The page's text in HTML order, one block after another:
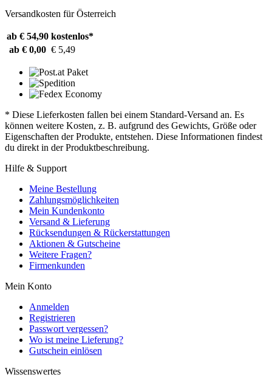
Versandkosten für Österreich
ab € 54,90 kostenlos*
ab € 0,00 € 5,49
* Diese Lieferkosten fallen bei einem Standard-Versand an. Es
können weitere Kosten, z. B. aufgrund des Gewichts, Größe oder
Eigenschaften der Produkte, entstehen. Diese Informationen findest
du direkt in der Produktbeschreibung.
Hilfe & Support
Meine Bestellung
Zahlungsmöglichkeiten
Mein Kundenkonto
Versand & Lieferung
Rücksendungen & Rückerstattungen
Aktionen & Gutscheine
Weitere Fragen?
Firmenkunden
Mein Konto
Anmelden
Registrieren
Passwort vergessen?
Wo ist meine Lieferung?
Gutschein einlösen
Wissenswertes